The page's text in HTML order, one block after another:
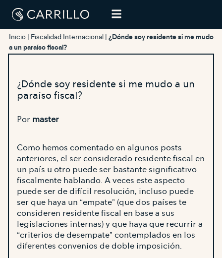
Inicio Fiscalidad Internacional
¿Dónde soy residente si me mudo
a un paraíso fiscal?
¿Dónde soy residente si me mudo a un
paraíso fiscal?
Por master
Como hemos comentado en algunos posts
anteriores, el ser considerado residente fiscal en
un país u otro puede ser bastante significativo
fiscalmente hablando. A veces este aspecto
puede ser de difícil resolución, incluso puede
ser que haya un “empate” (que dos países te
consideren residente fiscal en base a sus
legislaciones internas) y que haya que recurrir a
“criterios de desempate” contemplados en los
diferentes convenios de doble imposición.